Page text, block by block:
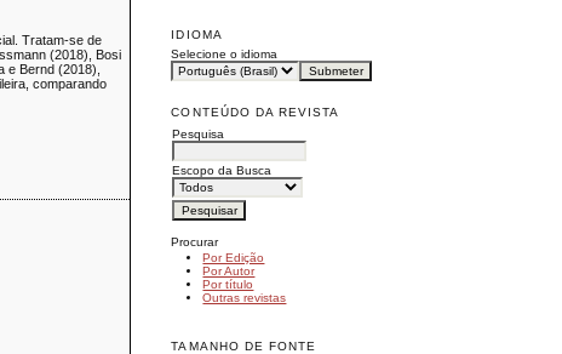
IDIOMA
Selecione o idioma
CONTEÚDO DA REVISTA
Pesquisa
Escopo da Busca
Procurar
Por Edição
Por Autor
Por título
Outras revistas
TAMANHO DE FONTE
Tratam-se de
(2018), Bosi
Bernd (2018),
comparando